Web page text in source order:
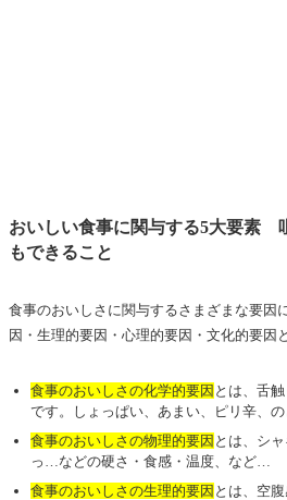
おいしい食事に関与する5大要素
もできること
食事のおいしさに関与するさまざまな要因
因・生理的要因・心理的要因・文化的要因
食事のおいしさの化学的要因 とは、舌
です。しょっぱい、あまい、ピリ辛、の
食事のおいしさの物理的要因 とは、シ
っ…などの硬さ・食感・温度、など…
食事のおいしさの生理的要因 とは、空